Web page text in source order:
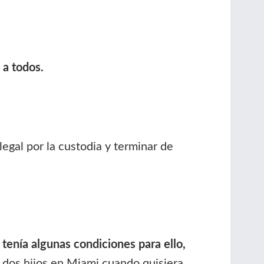
todos.
por la custodia y terminar de
algunas condiciones para ello,